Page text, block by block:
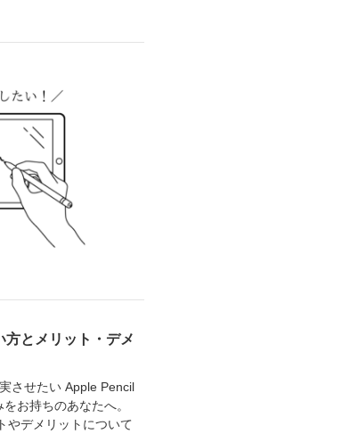
とメリット・デメ
させたい Apple Pencil
お持ちのあなたへ。
やデメリットについて